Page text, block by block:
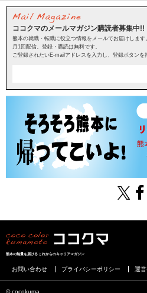
ココクマのメールマガジン購読者募集中!!
熊本の就職・転職に役立つ情報をメールでお届けします。
月1回配信。登録・購読は無料です。
ご登録されたいE-mailアドレスを入力し、登録ボタンを
熊本の熱量を届けるこれからのキャリアマガジン
お問い合わせ プライバシーポリシー 運
©︎ cocokuma